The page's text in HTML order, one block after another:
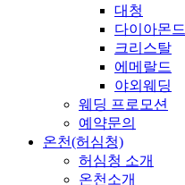
대청
다이아몬드
크리스탈
에메랄드
야외웨딩
웨딩 프로모션
예약문의
온천(허심청)
허심청 소개
온천소개